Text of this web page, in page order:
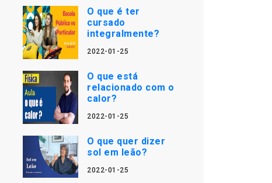
O que é ter
cursado
integralmente?
2022-01-25
O que está
relacionado com o
calor?
2022-01-25
O que quer dizer
sol em leão?
2022-01-25